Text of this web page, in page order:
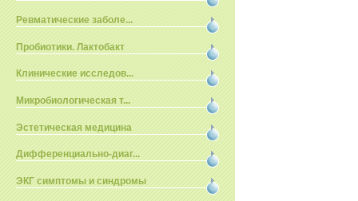
Ревматические заболе...
Пробиотики. Лактобакт
Клинические исследов...
Микробиологическая т...
Эстетическая медицина
Дифференциально-диаг...
ЭКГ симптомы и синдромы